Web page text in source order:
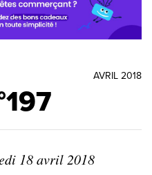
AVRIL 2018
18 avril 2018